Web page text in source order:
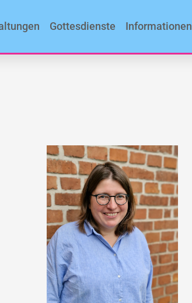
Gottesdienste Informationen